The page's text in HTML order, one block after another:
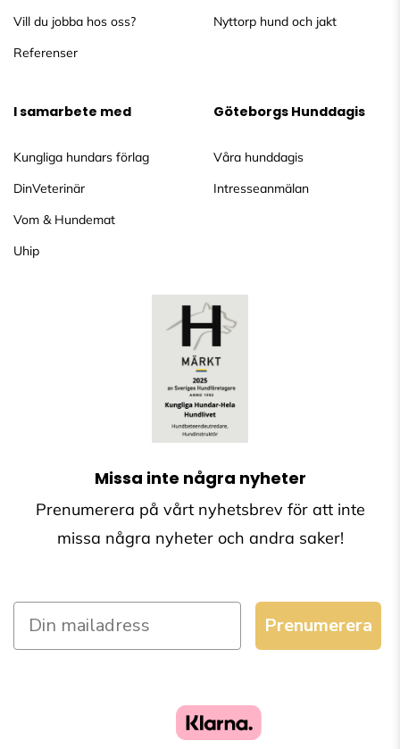
Vill du jobba hos oss?
Referenser
Nyttorp hund och jakt
I samarbete med
Kungliga hundars förlag
DinVeterinär
Vom & Hundemat
Uhip
Göteborgs Hunddagis
Våra hunddagis
Intresseanmälan
Missa inte några nyheter
Prenumerera på vårt nyhetsbrev för att inte
missa några nyheter och andra saker!
Prenumerera